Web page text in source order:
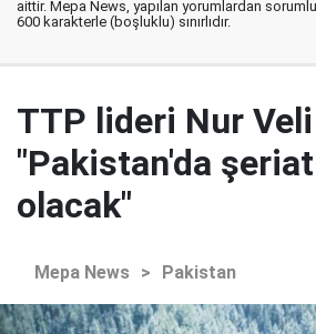
aittir. Mepa News, yapılan yorumlardan
600 karakterle (boşluklu) sınırlıdır.
TTP lideri Nur
"Pakistan'da
olacak"
Mepa News > Pakistan